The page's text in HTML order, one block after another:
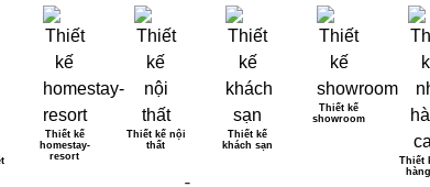
Thiết kế
homestay-
resort
Thiết kế nội
thất
Thiết kế
khách sạn
Thiết kế
showroom
Thiết
& NHƯỢC ĐIỂM